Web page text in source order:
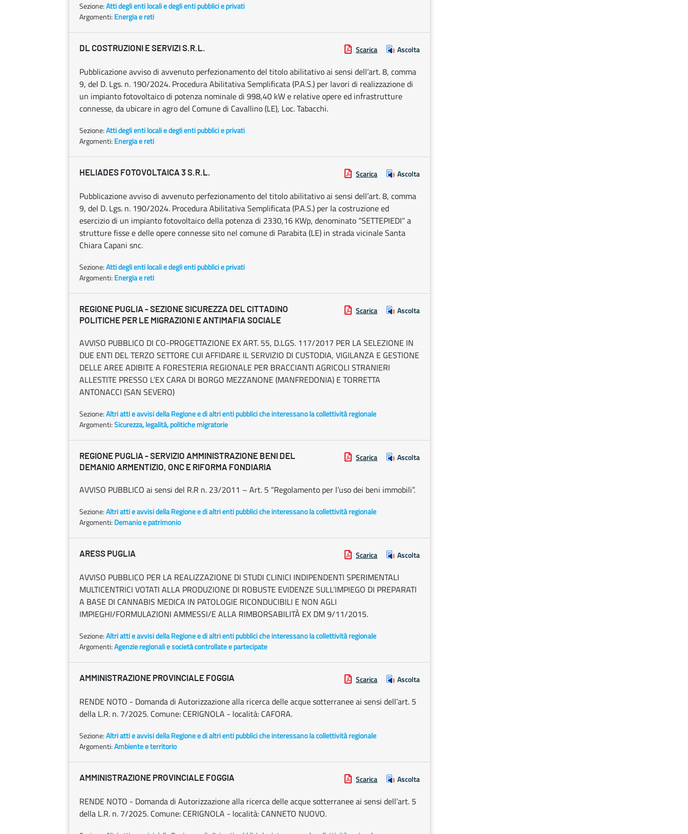
Sezione:Atti degli enti locali e degli enti pubblici e privati
Argomenti: Energia e reti
DL COSTRUZIONI E SERVIZI S.R.L. Scarica Ascolta
Pubblicazione avviso di avvenuto perfezionamento del titolo abilitativo ai sensi dell’art. 8, comma
9, del D. Lgs. n. 190/2024. Procedura Abilitativa Semplificata (P.A.S.) per lavori di realizzazione di
un impianto fotovoltaico di potenza nominale di 998,40 kW e relative opere ed infrastrutture
connesse, da ubicare in agro del Comune di Cavallino (LE), Loc. Tabacchi.
Sezione:Atti degli enti locali e degli enti pubblici e privati
Argomenti: Energia e reti
HELIADES FOTOVOLTAICA 3 S.R.L. Scarica Ascolta
Pubblicazione avviso di avvenuto perfezionamento del titolo abilitativo ai sensi dell’art. 8, comma
9, del D. Lgs. n. 190/2024. Procedura Abilitativa Semplificata (P.A.S.) per la costruzione ed
esercizio di un impianto fotovoltaico della potenza di 2330,16 KWp, denominato “SETTEPIEDI” a
strutture fisse e delle opere connesse sito nel comune di Parabita (LE) in strada vicinale Santa
Chiara Capani snc.
Sezione:Atti degli enti locali e degli enti pubblici e privati
Argomenti: Energia e reti
REGIONE PUGLIA - SEZIONE SICUREZZA DEL CITTADINO
POLITICHE PER LE MIGRAZIONI E ANTIMAFIA SOCIALE
Scarica Ascolta
AVVISO PUBBLICO DI CO-PROGETTAZIONE EX ART. 55, D.LGS. 117/2017 PER LA SELEZIONE IN
DUE ENTI DEL TERZO SETTORE CUI AFFIDARE IL SERVIZIO DI CUSTODIA, VIGILANZA E GESTIONE
DELLE AREE ADIBITE A FORESTERIA REGIONALE PER BRACCIANTI AGRICOLI STRANIERI
ALLESTITE PRESSO L’EX CARA DI BORGO MEZZANONE (MANFREDONIA) E TORRETTA
ANTONACCI (SAN SEVERO)
Sezione:Altri atti e avvisi della Regione e di altri enti pubblici che interessano la collettività regionale
Argomenti:Sicurezza, legalità, politiche migratorie
REGIONE PUGLIA - SERVIZIO AMMINISTRAZIONE BENI DEL
DEMANIO ARMENTIZIO, ONC E RIFORMA FONDIARIA
Scarica Ascolta
AVVISO PUBBLICO ai sensi del R.R n. 23/2011 – Art. 5 “Regolamento per l’uso dei beni immobili”.
Sezione:Altri atti e avvisi della Regione e di altri enti pubblici che interessano la collettività regionale
Argomenti: Demanio e patrimonio
ARESS PUGLIA Scarica Ascolta
AVVISO PUBBLICO PER LA REALIZZAZIONE DI STUDI CLINICI INDIPENDENTI SPERIMENTALI
MULTICENTRICI VOTATI ALLA PRODUZIONE DI ROBUSTE EVIDENZE SULL’IMPIEGO DI PREPARATI
A BASE DI CANNABIS MEDICA IN PATOLOGIE RICONDUCIBILI E NON AGLI
IMPIEGHI/FORMULAZIONI AMMESSI/E ALLA RIMBORSABILITÀ EX DM 9/11/2015.
Sezione:Altri atti e avvisi della Regione e di altri enti pubblici che interessano la collettività regionale
Argomenti:Agenzie regionali e società controllate e partecipate
AMMINISTRAZIONE PROVINCIALE FOGGIA Scarica Ascolta
RENDE NOTO - Domanda di Autorizzazione alla ricerca delle acque sotterranee ai sensi dell’art. 5
della L.R. n. 7/2025. Comune: CERIGNOLA - località: CAFORA.
Sezione:Altri atti e avvisi della Regione e di altri enti pubblici che interessano la collettività regionale
Argomenti:Ambiente e territorio
AMMINISTRAZIONE PROVINCIALE FOGGIA Scarica Ascolta
RENDE NOTO - Domanda di Autorizzazione alla ricerca delle acque sotterranee ai sensi dell’art. 5
della L.R. n. 7/2025. Comune: CERIGNOLA - località: CANNETO NUOVO.